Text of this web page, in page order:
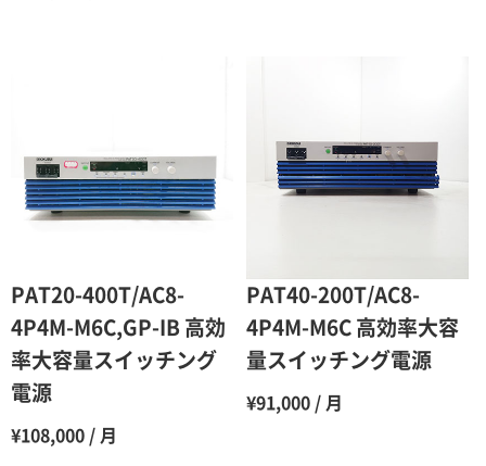
PAT20-400T/AC8-
4P4M-M6C,GP-IB 高効
率大容量スイッチング
電源
¥108,000 / 月
PAT40-200T/AC8-
4P4M-M6C 高効率大容
量スイッチング電源
¥91,000 / 月